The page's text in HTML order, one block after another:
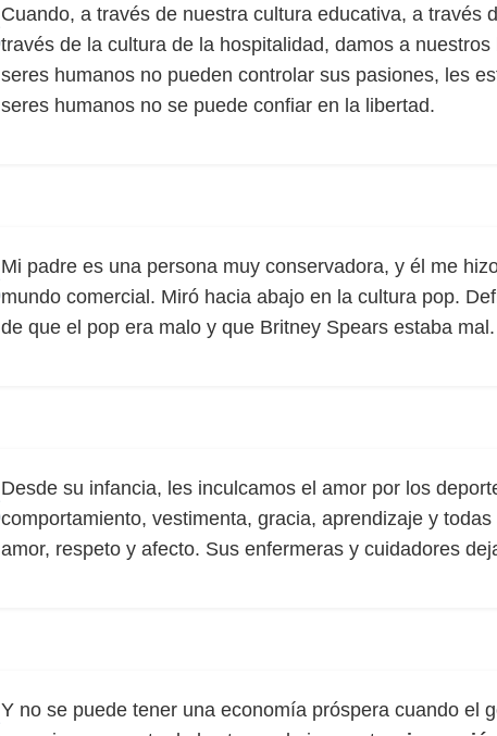
Cuando, a través de nuestra cultura educativa, a través
través de la cultura de la hospitalidad, damos a nuestros
seres humanos no pueden controlar sus pasiones, les
seres humanos no se puede confiar en la libertad.
Mi padre es una persona muy conservadora, y él me
mundo comercial. Miró hacia abajo en la cultura pop.
de que el pop era malo y que Britney Spears estaba mal.
Desde su infancia, les inculcamos el amor por los
comportamiento, vestimenta, gracia, aprendizaje y
amor, respeto y afecto. Sus enfermeras y cuidadores
Y no se puede tener una economía próspera cuando el